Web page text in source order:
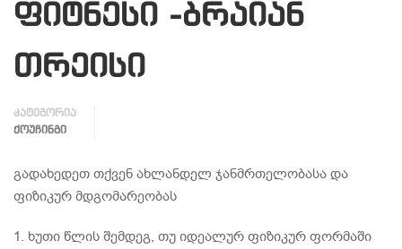
ფიტნესი -ბრაიან
თრეისი
კატეგორია
ᲥᲝᲣᲩᲘᲜᲒᲘ
გადახედეთ თქვენ ახლანდელ ჯანმრთელობასა და
ფიზიკურ მდგომარეობას
1. ხუთი წლის შემდეგ, თუ იდეალურ ფიზიკურ ფორმაში